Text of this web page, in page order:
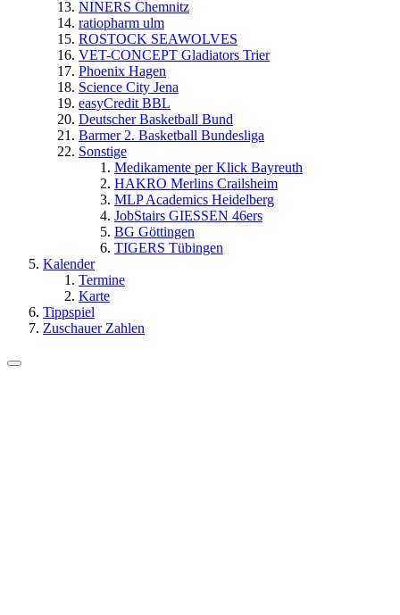
NINERS Chemnitz
ratiopharm ulm
ROSTOCK SEAWOLVES
VET-CONCEPT Gladiators Trier
Phoenix Hagen
Science City Jena
easyCredit BBL
Deutscher Basketball Bund
Barmer 2. Basketball Bundesliga
Sonstige
Medikamente per Klick Bayreuth
HAKRO Merlins Crailsheim
MLP Academics Heidelberg
JobStairs GIESSEN 46ers
BG Göttingen
TIGERS Tübingen
Kalender
Termine
Karte
Tippspiel
Zuschauer Zahlen